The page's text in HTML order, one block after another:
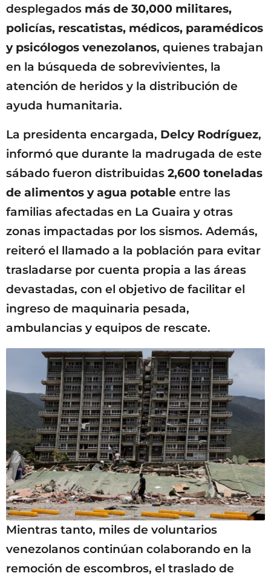
desplegados más de 30,000 militares,
policías, rescatistas, médicos, paramédicos
y psicólogos venezolanos, quienes trabajan
en la búsqueda de sobrevivientes, la
atención de heridos y la distribución de
ayuda humanitaria.
La presidenta encargada, Delcy Rodríguez,
informó que durante la madrugada de este
sábado fueron distribuidas 2,600 toneladas
de alimentos y agua potable entre las
familias afectadas en La Guaira y otras
zonas impactadas por los sismos. Además,
reiteró el llamado a la población para evitar
trasladarse por cuenta propia a las áreas
devastadas, con el objetivo de facilitar el
ingreso de maquinaria pesada,
ambulancias y equipos de rescate.
Mientras tanto, miles de voluntarios
venezolanos continúan colaborando en la
remoción de escombros, el traslado de